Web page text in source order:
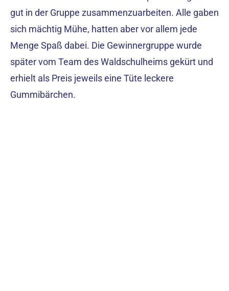
gut in der Gruppe zusammenzuarbeiten. Alle gaben
sich mächtig Mühe, hatten aber vor allem jede
Menge Spaß dabei. Die Gewinnergruppe wurde
später vom Team des Waldschulheims gekürt und
erhielt als Preis jeweils eine Tüte leckere
Gummibärchen.